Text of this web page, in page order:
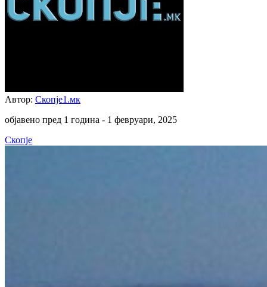
Автор: Скопје1.мк
објавено пред 1 година - 1 февруари, 2025
Скопје